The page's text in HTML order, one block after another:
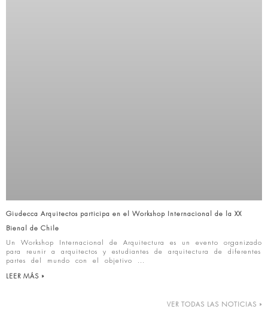
Giudecca Arquitectos participa en el Workshop Internacional de la XX
Bienal de Chile
Un Workshop Internacional de Arquitectura es un evento organizado
para reunir a arquitectos y estudiantes de arquitectura de diferentes
partes del mundo con el objetivo
LEER MÁS »
VER TODAS LAS NOTICIAS »